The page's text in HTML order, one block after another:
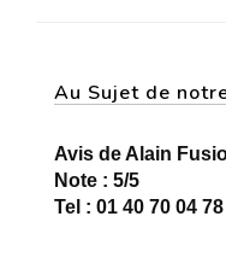
Au Sujet de
Avis de Alain
Note : 5/5
Tel : 01 40 70 04 78